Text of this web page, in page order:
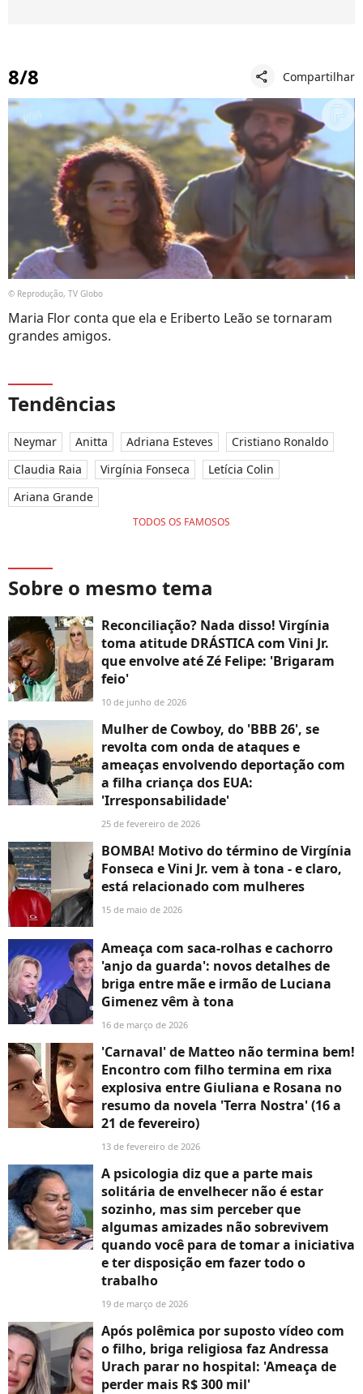
8/8 share Compartilhar
© Reprodução, TV Globo
Maria Flor conta que ela e Eriberto Leão se tornaram
grandes amigos.
Tendências
Neymar Anitta Adriana Esteves
Cristiano Ronaldo
Claudia Raia
Virgínia Fonseca
Letícia Colin
Ariana Grande
TODOS OS FAMOSOS
Sobre o mesmo tema
Reconciliação? Nada disso! Virgínia
toma atitude DRÁSTICA com Vini Jr.
que envolve até Zé Felipe: 'Brigaram
feio'
10 de junho de 2026
Mulher de Cowboy, do 'BBB 26', se
revolta com onda de ataques e
ameaças envolvendo deportação com
a filha criança dos EUA:
'Irresponsabilidade'
25 de fevereiro de 2026
BOMBA! Motivo do término de Virgínia
Fonseca e Vini Jr. vem à tona - e claro,
está relacionado com mulheres
15 de maio de 2026
Ameaça com saca-rolhas e cachorro
'anjo da guarda': novos detalhes de
briga entre mãe e irmão de Luciana
Gimenez vêm à tona
16 de março de 2026
'Carnaval' de Matteo não termina bem!
Encontro com filho termina em rixa
explosiva entre Giuliana e Rosana no
resumo da novela 'Terra Nostra' (16 a
21 de fevereiro)
13 de fevereiro de 2026
A psicologia diz que a parte mais
solitária de envelhecer não é estar
sozinho, mas sim perceber que
algumas amizades não sobrevivem
quando você para de tomar a iniciativa
e ter disposição em fazer todo o
trabalho
19 de março de 2026
Após polêmica por suposto vídeo com
o filho, briga religiosa faz Andressa
Urach parar no hospital: 'Ameaça de
perder mais R$ 300 mil'